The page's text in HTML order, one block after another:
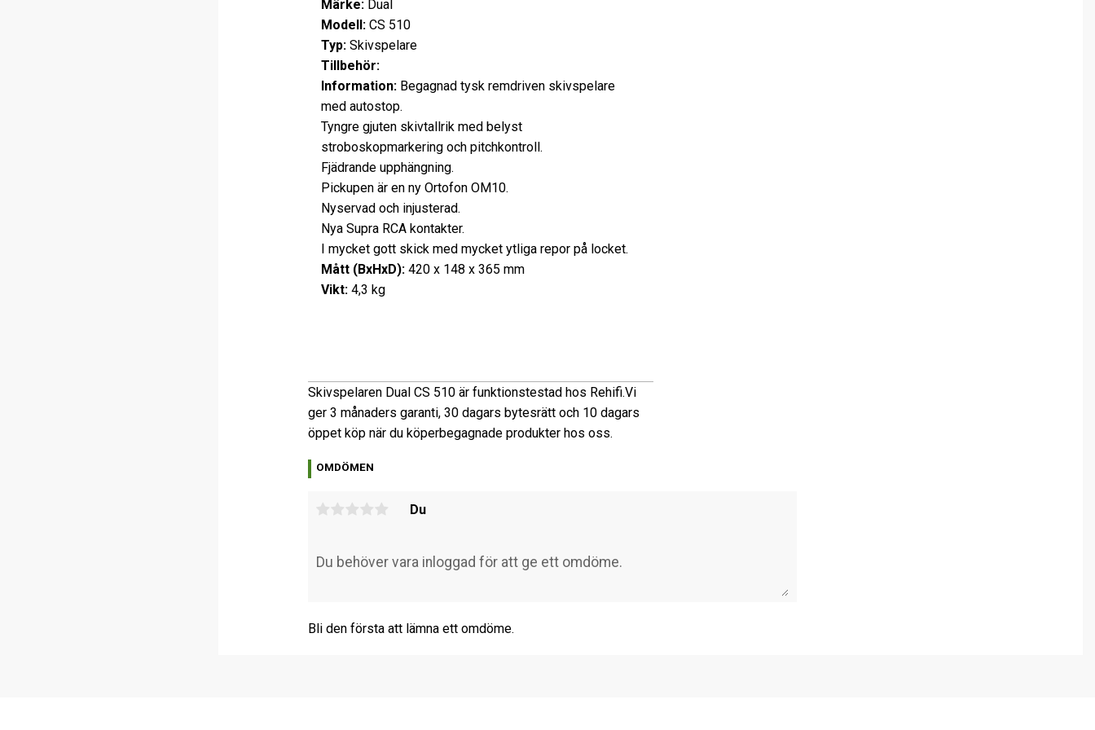
Märke:Dual
Modell:CS 510
Typ:Skivspelare
Tillbehör:
Information:Begagnad tysk remdriven skivspelare
med autostop.
Tyngre gjuten skivtallrik med belyst
stroboskopmarkering och pitchkontroll.
Fjädrande upphängning.
Pickupen är en ny Ortofon OM10.
Nyservad och injusterad.
Nya Supra RCA kontakter.
I mycket gott skick med mycket ytliga repor på locket.
Mått (BxHxD):420 x 148 x 365 mm
Vikt:4,3 kg
Skivspelaren Dual CS 510 är funktionstestad hos Rehifi.Vi
ger 3 månaders garanti, 30 dagars bytesrätt och 10 dagars
öppet köp när du köperbegagnade produkter hos oss.
OMDÖMEN
Du
Bli den första att lämna ett omdöme.